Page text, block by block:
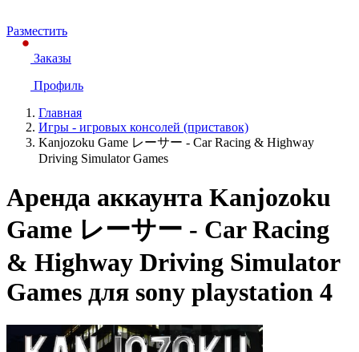
Разместить
Заказы
Профиль
Главная
Игры - игровых консолей (приставок)
Kanjozoku Game レーサー - Car Racing & Highway
Driving Simulator Games
Аренда аккаунта Kanjozoku
Game レーサー - Car Racing
& Highway Driving Simulator
Games для sony playstation 4